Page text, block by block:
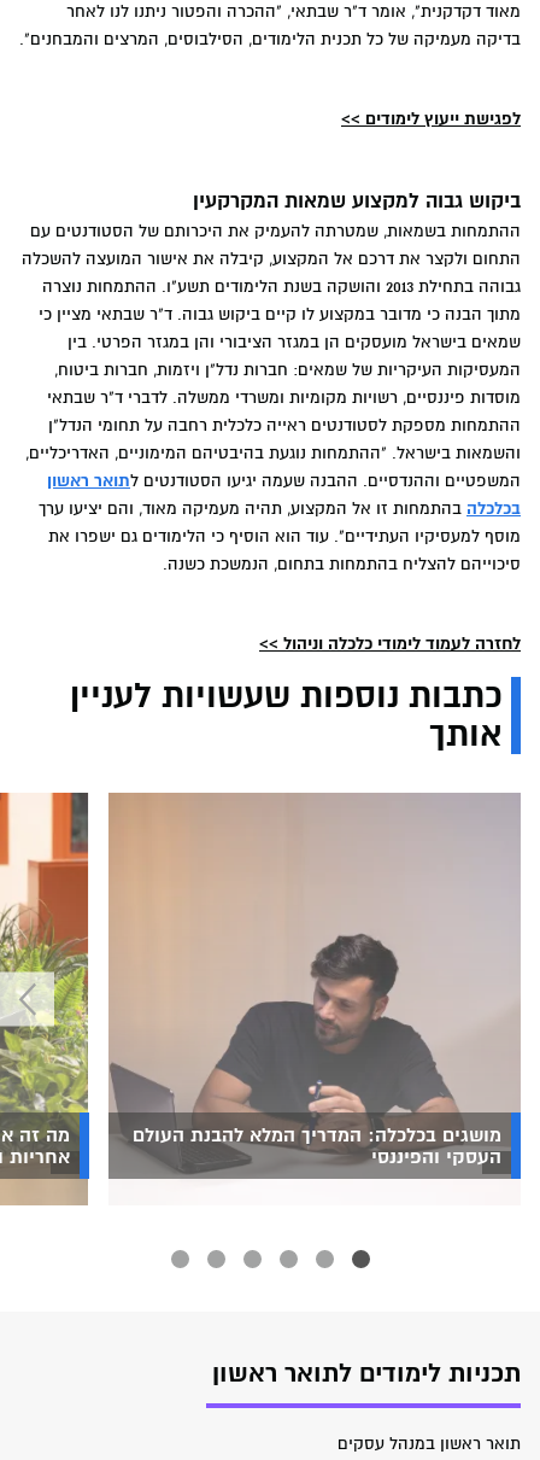
מאוד דקדקנית", אומר ד"ר שבתאי, "ההכרה והפטור ניתנו לנו לאחר
בדיקה מעמיקה של כל תכנית הלימודים, הסילבוסים, המרצים והמבחנים".
לפגישת ייעוץ לימודים >>
ביקוש גבוה למקצוע שמאות המקרקעין
ההתמחות בשמאות, שמטרתה להעמיק את היכרותם של הסטודנטים עם
התחום ולקצר את דרכם אל המקצוע, קיבלה את אישור המועצה להשכלה
גבוהה בתחילת 2013 והושקה בשנת הלימודים תשע"ו. ההתמחות נוצרה
מתוך הבנה כי מדובר במקצוע לו קיים ביקוש גבוה. ד"ר שבתאי מציין כי
שמאים בישראל מועסקים הן במגזר הציבורי והן במגזר הפרטי. בין
המעסיקות העיקריות של שמאים: חברות נדל"ן ויזמות, חברות ביטוח,
מוסדות פיננסיים, רשויות מקומיות ומשרדי ממשלה. לדברי ד"ר שבתאי
ההתמחות מספקת לסטודנטים ראייה כלכלית רחבה על תחומי הנדל"ן
והשמאות בישראל. "ההתמחות נוגעת בהיבטיהם המימוניים, האדריכליים,
המשפטיים וההנדסיים. ההבנה שעמה יגיעו הסטודנטים לתואר ראשון
בכלכלה בהתמחות זו אל המקצוע, תהיה מעמיקה מאוד, והם יציעו ערך
מוסף למעסיקיו העתידיים". עוד הוא הוסיף כי הלימודים גם ישפרו את
סיכוייהם להצליח בהתמחות בתחום, הנמשכת כשנה.
לחזרה לעמוד לימודי כלכלה וניהול >>
כתבות נוספות שעשויות לעניין
אותך
מושגים בכלכלה: המדריך המלא להבנת העולם
העסקי והפיננסי
מה זה
אחריות
תכניות לימודים לתואר ראשון
תואר ראשון במנהל עסקים